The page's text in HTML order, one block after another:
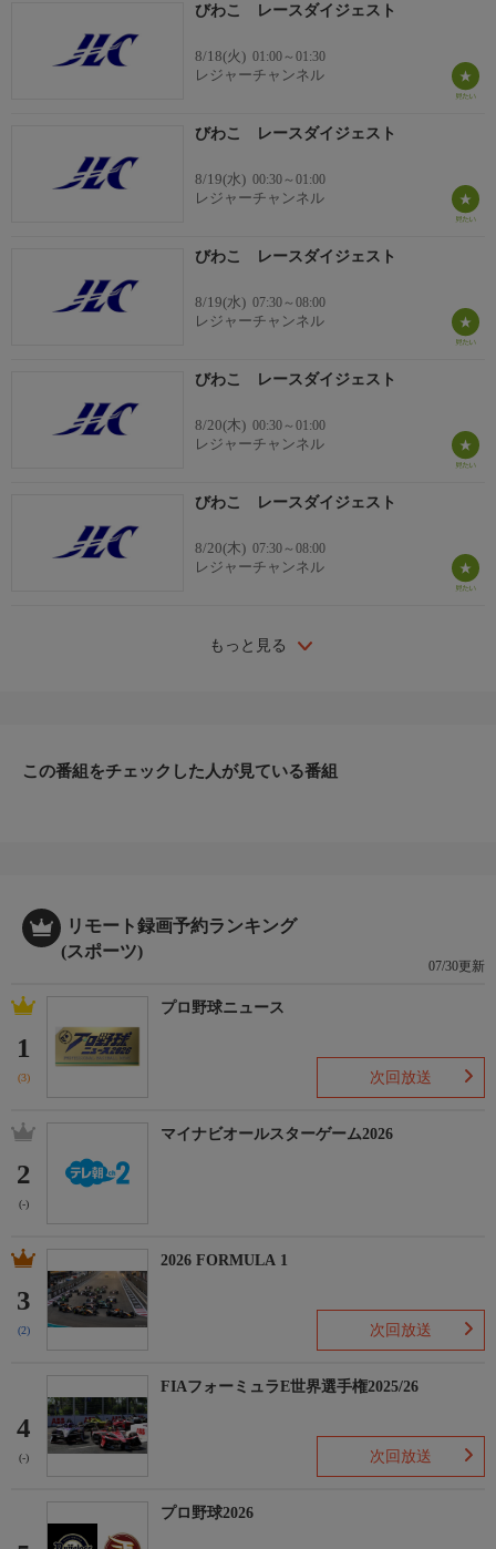
びわこ レースダイジェスト
8/18(火) 01:00～01:30
レジャーチャンネル
びわこ レースダイジェスト
8/19(水) 00:30～01:00
レジャーチャンネル
びわこ レースダイジェスト
8/19(水) 07:30～08:00
レジャーチャンネル
びわこ レースダイジェスト
8/20(木) 00:30～01:00
レジャーチャンネル
びわこ レースダイジェスト
8/20(木) 07:30～08:00
レジャーチャンネル
もっと見る
この番組をチェックした人が見ている番組
リモート録画予約ランキング
(スポーツ)
07/30更新
1
(3)
プロ野球ニュース
次回放送
2
(-)
マイナビオールスターゲーム2026
3
(2)
2026 FORMULA 1
次回放送
4
(-)
FIAフォーミュラE世界選手権2025/26
次回放送
プロ野球2026